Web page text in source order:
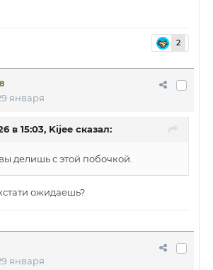
2
января
в 15:03, Kijee сказал:
делишь с этой побочкой.
ожидаешь?
января